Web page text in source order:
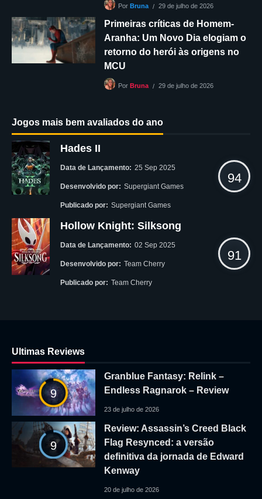
Por Bruna 29 de julho de 2026
Primeiras críticas de Homem-
Aranha: Um Novo Dia elogiam o
retorno do herói às origens no
MCU
Por Bruna 29 de julho de 2026
Jogos mais bem avaliados do ano
Hades II
Data de Lançamento: 25 Sep 2025
Desenvolvido por: Supergiant Games
Publicado por: Supergiant Games
94
Hollow Knight: Silksong
Data de Lançamento: 02 Sep 2025
Desenvolvido por: Team Cherry
Publicado por: Team Cherry
91
Ultimas Reviews
9
Granblue Fantasy: Relink –
Endless Ragnarok – Review
23 de julho de 2026
9
Review: Assassin’s Creed Black
Flag Resynced: a versão
definitiva da jornada de Edward
Kenway
20 de julho de 2026